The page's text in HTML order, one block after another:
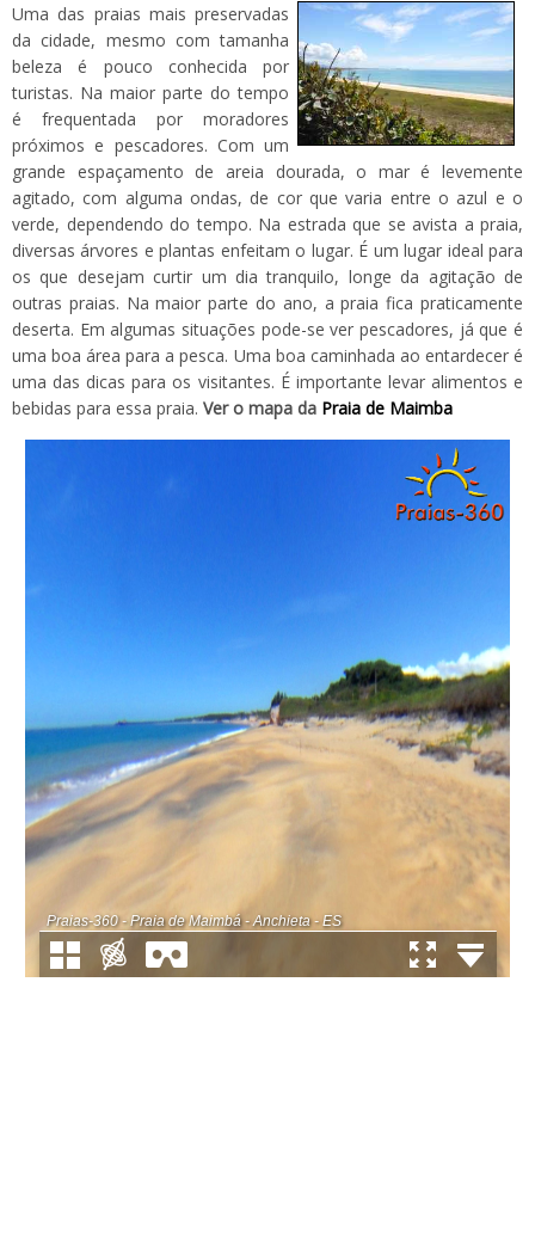
Uma das praias mais preservadas
da cidade, mesmo com tamanha
beleza é pouco conhecida por
turistas. Na maior parte do tempo
é frequentada por moradores
próximos e pescadores. Com um
grande espaçamento de areia dourada, o mar é levemente
agitado, com alguma ondas, de cor que varia entre o azul e o
verde, dependendo do tempo. Na estrada que se avista a praia,
diversas árvores e plantas enfeitam o lugar. É um lugar ideal para
os que desejam curtir um dia tranquilo, longe da agitação de
outras praias. Na maior parte do ano, a praia fica praticamente
deserta. Em algumas situações pode-se ver pescadores, já que é
uma boa área para a pesca. Uma boa caminhada ao entardecer é
uma das dicas para os visitantes. É importante levar alimentos e
bebidas para essa praia. Ver o mapa da Praia de Maimba
Praias-360 - Praia de Maimbá - Anchieta - ES